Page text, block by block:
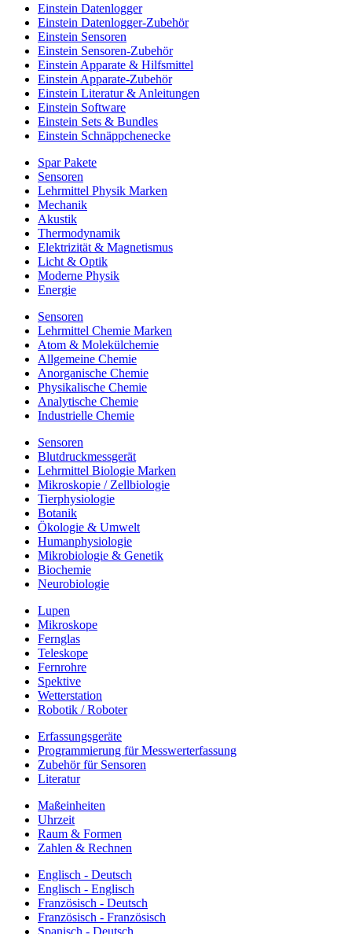
Einstein Datenlogger
Einstein Datenlogger-Zubehör
Einstein Sensoren
Einstein Sensoren-Zubehör
Einstein Apparate & Hilfsmittel
Einstein Apparate-Zubehör
Einstein Literatur & Anleitungen
Einstein Software
Einstein Sets & Bundles
Einstein Schnäppchenecke
Spar Pakete
Sensoren
Lehrmittel Physik Marken
Mechanik
Akustik
Thermodynamik
Elektrizität & Magnetismus
Licht & Optik
Moderne Physik
Energie
Sensoren
Lehrmittel Chemie Marken
Atom & Molekülchemie
Allgemeine Chemie
Anorganische Chemie
Physikalische Chemie
Analytische Chemie
Industrielle Chemie
Sensoren
Blutdruckmessgerät
Lehrmittel Biologie Marken
Mikroskopie / Zellbiologie
Tierphysiologie
Botanik
Ökologie & Umwelt
Humanphysiologie
Mikrobiologie & Genetik
Biochemie
Neurobiologie
Lupen
Mikroskope
Fernglas
Teleskope
Fernrohre
Spektive
Wetterstation
Robotik / Roboter
Erfassungsgeräte
Programmierung für Messwerterfassung
Zubehör für Sensoren
Literatur
Maßeinheiten
Uhrzeit
Raum & Formen
Zahlen & Rechnen
Englisch - Deutsch
Englisch - Englisch
Französisch - Deutsch
Französisch - Französisch
Spanisch - Deutsch